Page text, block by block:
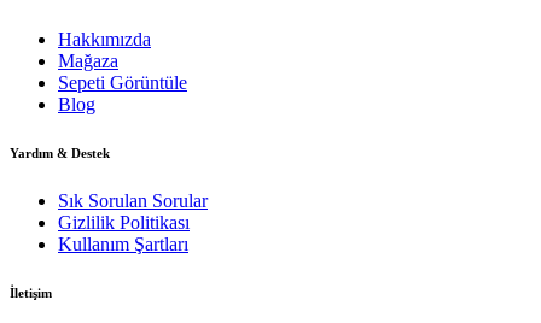
Hakkımızda
Mağaza
Sepeti Görüntüle
Blog
Yardım & Destek
Sık Sorulan Sorular
Gizlilik Politikası
Kullanım Şartları
İletişim